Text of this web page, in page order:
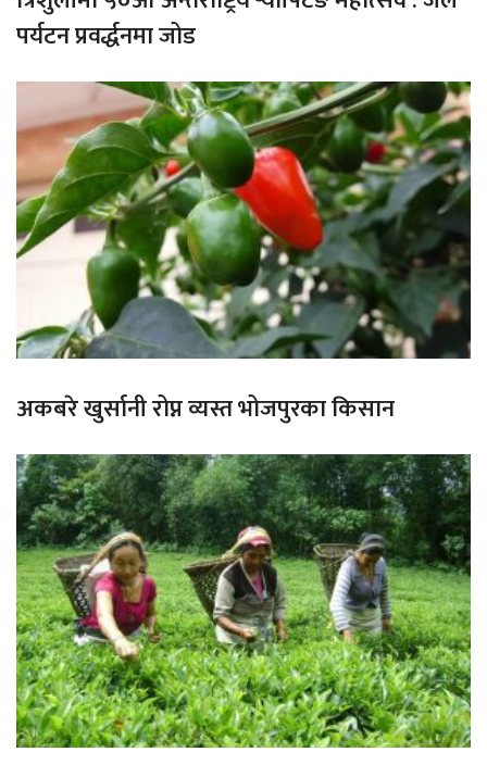
पर्यटन प्रवर्द्धनमा जोड
अकबरे खुर्सानी रोप्न व्यस्त भोजपुरका किसान